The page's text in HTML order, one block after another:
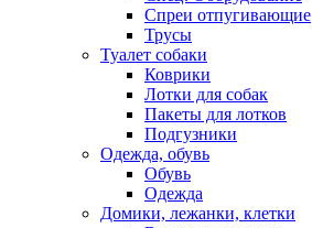
Спреи отпугивающие
Трусы
Туалет собаки
Коврики
Лотки для собак
Пакеты для лотков
Подгузники
Одежда, обувь
Обувь
Одежда
Домики, лежанки, клетки